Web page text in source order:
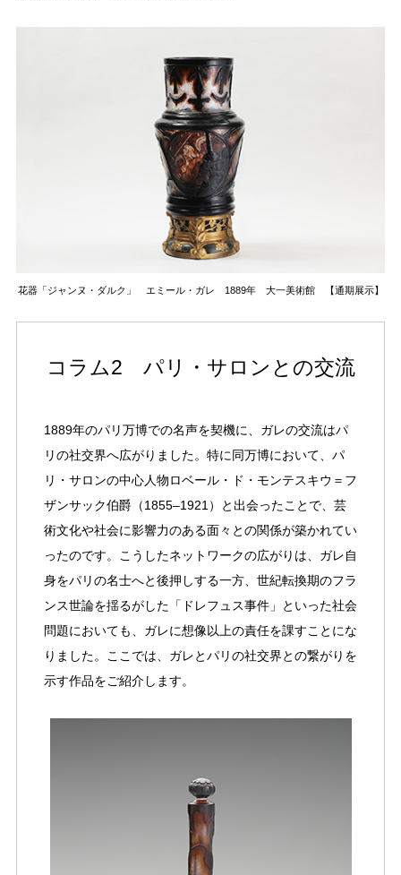
花器「ジャンヌ・ダルク」 エミール・ガレ 1889年 大一美術館 【通期展示】
コラム2 パリ・サロンとの交流
1889年のパリ万博での名声を契機に、ガレの交流はパ
リの社交界へ広がりました。特に同万博において、パ
リ・サロンの中心人物ロベール・ド・モンテスキウ＝フ
ザンサック伯爵（1855–1921）と出会ったことで、芸
術文化や社会に影響力のある面々との関係が築かれてい
ったのです。こうしたネットワークの広がりは、ガレ自
身をパリの名士へと後押しする一方、世紀転換期のフラ
ンス世論を揺るがした「ドレフュス事件」といった社会
問題においても、ガレに想像以上の責任を課すことにな
りました。ここでは、ガレとパリの社交界との繋がりを
示す作品をご紹介します。